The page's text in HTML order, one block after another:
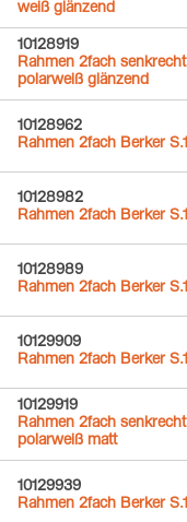
weiß glänzend
10128919
Rahmen 2fach
polarweiß glänzend
10128962
Rahmen 2fach Berker
10128982
Rahmen 2fach Berker
10128989
Rahmen 2fach Berker
10129909
Rahmen 2fach Berker
10129919
Rahmen 2fach
polarweiß matt
10129939
Rahmen 2fach Berker